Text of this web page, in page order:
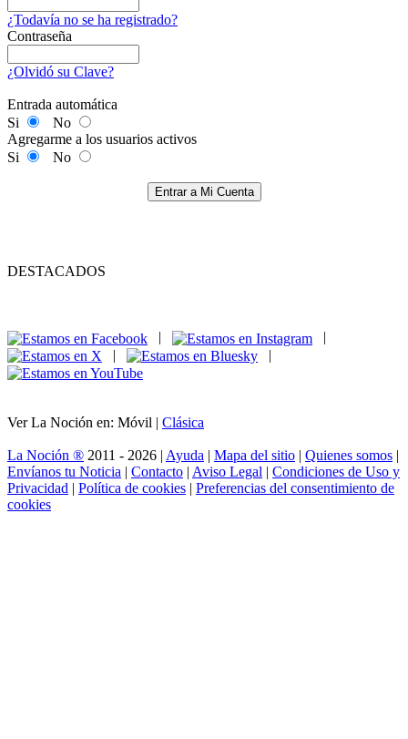
¿Todavía no se ha registrado?
Contraseña
¿Olvidó su Clave?
Entrada automática
Si
No
Agregarme a los usuarios activos
Si
No
Entrar a Mi Cuenta
DESTACADOS
|
|
|
|
Ver La Noción en: Móvil | Clásica
La Noción ® 2011 - 2026 | Ayuda | Mapa del sitio | Quienes somos |
Envíanos tu Noticia | Contacto | Aviso Legal | Condiciones de Uso y
Privacidad | Política de cookies | Preferencias del consentimiento de
cookies